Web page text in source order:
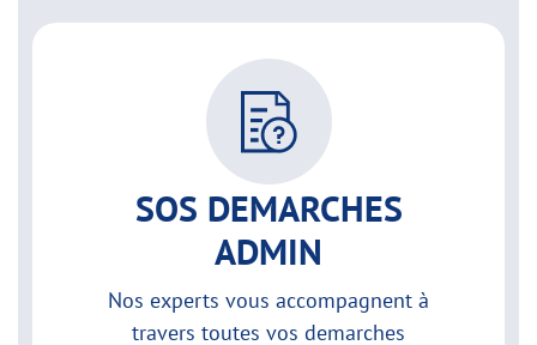
SOS DEMARCHES
ADMIN
Nos experts vous accompagnent à
travers toutes vos demarches